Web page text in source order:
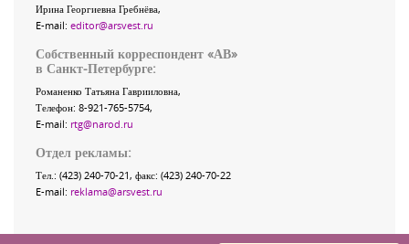
Ирина Георгиевна Гребнёва,
E-mail: editor@arsvest.ru
Собственный корреспондент «АВ»
в Санкт-Петербурге:
Романенко Татьяна Гаврииловна,
Телефон: 8-921-765-5754,
E-mail: rtg@narod.ru
Отдел рекламы:
Тел.: (423) 240-70-21, факс: (423) 240-70-22
E-mail: reklama@arsvest.ru